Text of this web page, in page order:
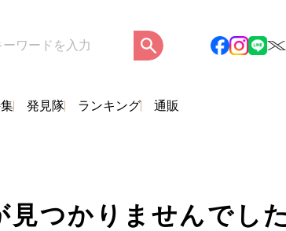
発見隊 ランキング 通販
見つかりませんでし